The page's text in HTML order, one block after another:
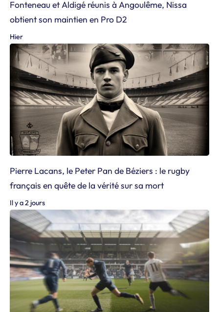
Fonteneau et Aldigé réunis à Angoulême, Nissa
obtient son maintien en Pro D2
Hier
Pierre Lacans, le Peter Pan de Béziers : le rugby
français en quête de la vérité sur sa mort
Il y a 2 jours